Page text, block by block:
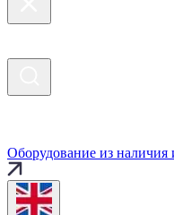
Оборудование из наличия